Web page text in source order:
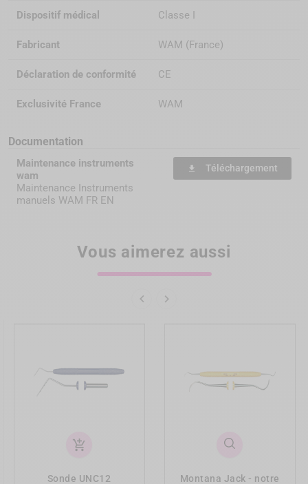
Dispositif médical Classe I
Fabricant WAM (France)
Déclaration de conformité CE
Exclusivité France WAM
Documentation
Maintenance instruments
wam
Maintenance Instruments
manuels WAM FR EN
file_download Téléchargement
Vous aimerez aussi
 
add_shopping_cart
Sonde UNC12
Montana Jack - notre